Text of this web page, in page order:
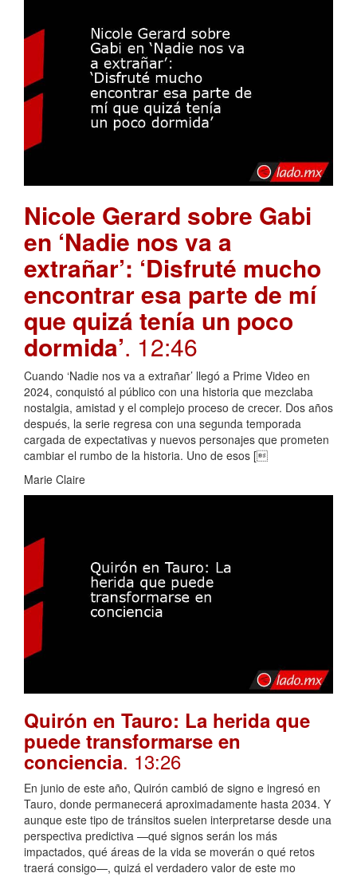
Nicole Gerard sobre Gabi
en ‘Nadie nos va a
extrañar’: ‘Disfruté mucho
encontrar esa parte de mí
que quizá tenía un poco
dormida’. 12:46
Cuando ‘Nadie nos va a extrañar’ llegó a Prime Video en
2024, conquistó al público con una historia que mezclaba
nostalgia, amistad y el complejo proceso de crecer. Dos años
después, la serie regresa con una segunda temporada
cargada de expectativas y nuevos personajes que prometen
cambiar el rumbo de la historia. Uno de esos [
Marie Claire
Quirón en Tauro: La herida que
puede transformarse en
conciencia. 13:26
En junio de este año, Quirón cambió de signo e ingresó en
Tauro, donde permanecerá aproximadamente hasta 2034. Y
aunque este tipo de tránsitos suelen interpretarse desde una
perspectiva predictiva —qué signos serán los más
impactados, qué áreas de la vida se moverán o qué retos
traerá consigo—, quizá el verdadero valor de este mo